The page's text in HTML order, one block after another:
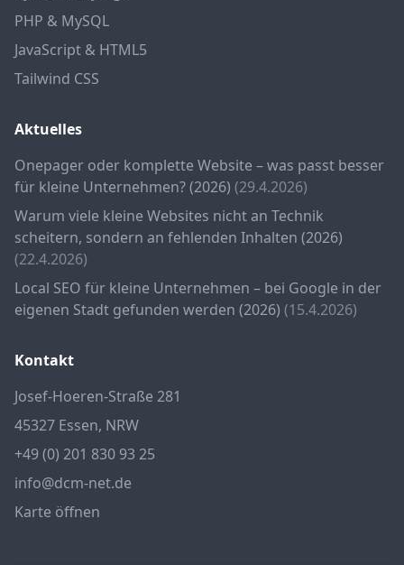
PHP & MySQL
JavaScript & HTML5
Tailwind CSS
Aktuelles
Onepager oder komplette Website – was passt besser
für kleine Unternehmen? (2026) (29.4.2026)
Warum viele kleine Websites nicht an Technik
scheitern, sondern an fehlenden Inhalten (2026)
(22.4.2026)
Local SEO für kleine Unternehmen – bei Google in der
eigenen Stadt gefunden werden (2026) (15.4.2026)
Kontakt
Josef-Hoeren-Straße 281
45327 Essen, NRW
+49 (0) 201 830 93 25
info@dcm-net.de
Karte öffnen